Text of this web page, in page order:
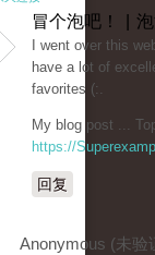
冒个泡吧！ |
I went over this
have a lot of
favorites (:.
My blog post ...
https://
回复
Anonymous (未验